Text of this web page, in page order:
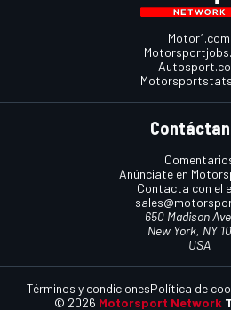
Motor1.com
Anúnciate en
Contacta con el
650 Madison
New York, NY
USA
© 2026 Motorsport Network
Términos y condicionesPolítica de